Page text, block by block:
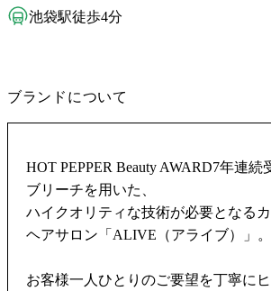
池袋駅徒歩4分
ブランドについて
HOT PEPPER Beauty AWARD7年連続
ブリーチを用いた、
ハイクオリティな技術が必要となる
ヘアサロン「ALIVE（アライブ）」。
お客様一人ひとりのご要望を丁寧にヒ